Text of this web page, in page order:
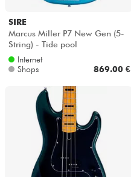
SIRE
Marcus Miller P7 New Gen (5-
String) - Tide pool
Internet
Shops
869.00 €